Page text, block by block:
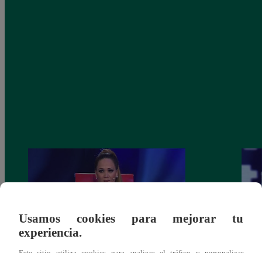
Usamos cookies para mejorar tu
experiencia.